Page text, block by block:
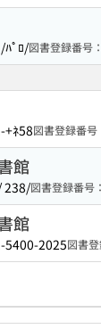
ﾊﾟﾛ/図書登録番号：
+ﾈ58図書登録番号
館
238/図書登録番号：
館
5400-2025図書登